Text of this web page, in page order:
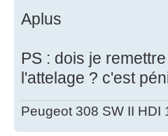
Aplus
PS : dois je
l'attelage ? c'est
Peugeot 308 SW II HDI